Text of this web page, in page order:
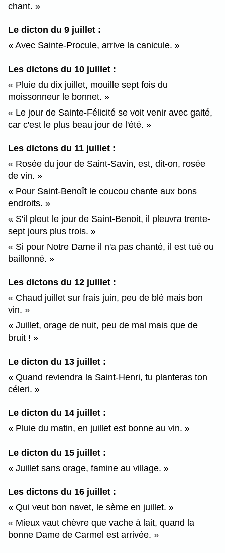
chant.
Le dicton du 9 juillet :
Avec Sainte-Procule, arrive la canicule.
Les dictons du 10 juillet :
Pluie du dix juillet, mouille sept fois du
moissonneur le bonnet.
Le jour de Sainte-Félicité se voit venir avec gaité,
car c'est le plus beau jour de l'été.
Les dictons du 11 juillet :
Rosée du jour de Saint-Savin, est, dit-on, rosée
de vin.
Pour Saint-Benoît le coucou chante aux bons
endroits.
S'il pleut le jour de Saint-Benoit, il pleuvra trente-
sept jours plus trois.
Si pour Notre Dame il n'a pas chanté, il est tué ou
baillonné.
Les dictons du 12 juillet :
Chaud juillet sur frais juin, peu de blé mais bon
vin.
Juillet, orage de nuit, peu de mal mais que de
bruit !
Le dicton du 13 juillet :
Quand reviendra la Saint-Henri, tu planteras ton
céleri.
Le dicton du 14 juillet :
Pluie du matin, en juillet est bonne au vin.
Le dicton du 15 juillet :
Juillet sans orage, famine au village.
Les dictons du 16 juillet :
Qui veut bon navet, le sème en juillet.
Mieux vaut chèvre que vache à lait, quand la
bonne Dame de Carmel est arrivée.